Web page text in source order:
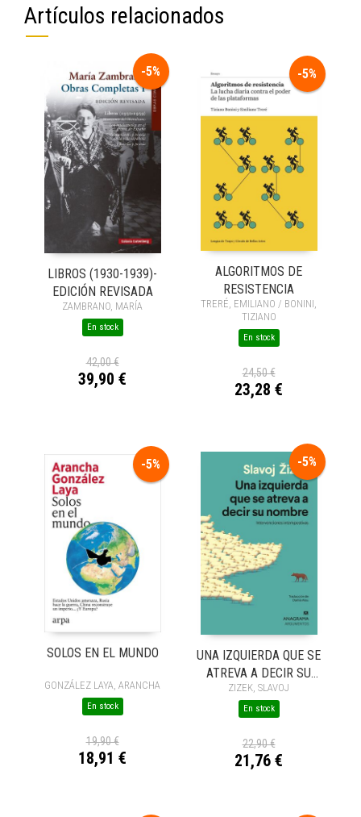
Artículos relacionados
-5%
LIBROS (1930-1939)-
EDICIÓN REVISADA
ZAMBRANO, MARÍA
En stock
42,00 €
39,90 €
-5%
ALGORITMOS DE
RESISTENCIA
TRERÉ, EMILIANO / BONINI,
TIZIANO
En stock
24,50 €
23,28 €
-5%
SOLOS EN EL MUNDO
GONZÁLEZ LAYA, ARANCHA
En stock
19,90 €
18,91 €
-5%
UNA IZQUIERDA QUE SE
ATREVA A DECIR SU
NOMBRE
ZIZEK, SLAVOJ
En stock
22,90 €
21,76 €